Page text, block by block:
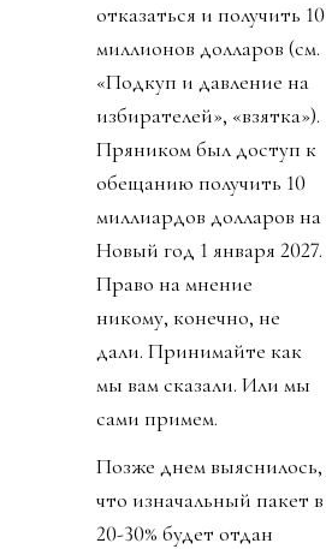
отказаться и получить 10
миллионов долларов (см.
«Подкуп и давление на
избирателей», «взятка»).
Пряником был доступ к
обещанию получить 10
миллиардов долларов на
Новый год 1 января 2027.
Право на мнение
никому, конечно, не
дали. Принимайте как
мы вам сказали. Или мы
сами примем.
Позже днем выяснилось,
что изначальный пакет в
20-30% будет отдан